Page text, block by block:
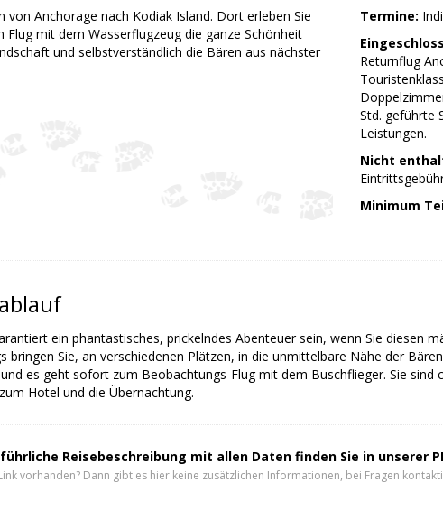
von Anchorage nach Kodiak Island. Dort erleben Sie
Flug mit dem Wasserflugzeug die ganze Schönheit
und selbstverständlich die Bären aus nächster
Termine:
Returnflug
Std. geführte
Leistungen.
Nicht
Minimum
ein phantastisches, prickelndes Abenteuer sein, wenn Sie diesen
bringen Sie, an verschiedenen Plätzen, in die unmittelbare Nähe der
es geht sofort zum Beobachtungs-Flug mit dem Buschflieger. Sie sind
Hotel und die Übernachtung.
Reisebeschreibung mit allen Daten finden Sie in unserer
vorhanden? Dann gibt es hier keine zusätzlichen Informationen, bei Fragen